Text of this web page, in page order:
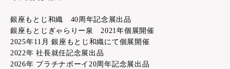
銀座もとじ和織 40周年記念展出品
銀座もとじぎゃらりー泉 2021年個展開催
2025年11月 銀座もとじ和織にて個展開催
2022年 社長就任記念展出品
2026年 プラチナボーイ20周年記念展出品